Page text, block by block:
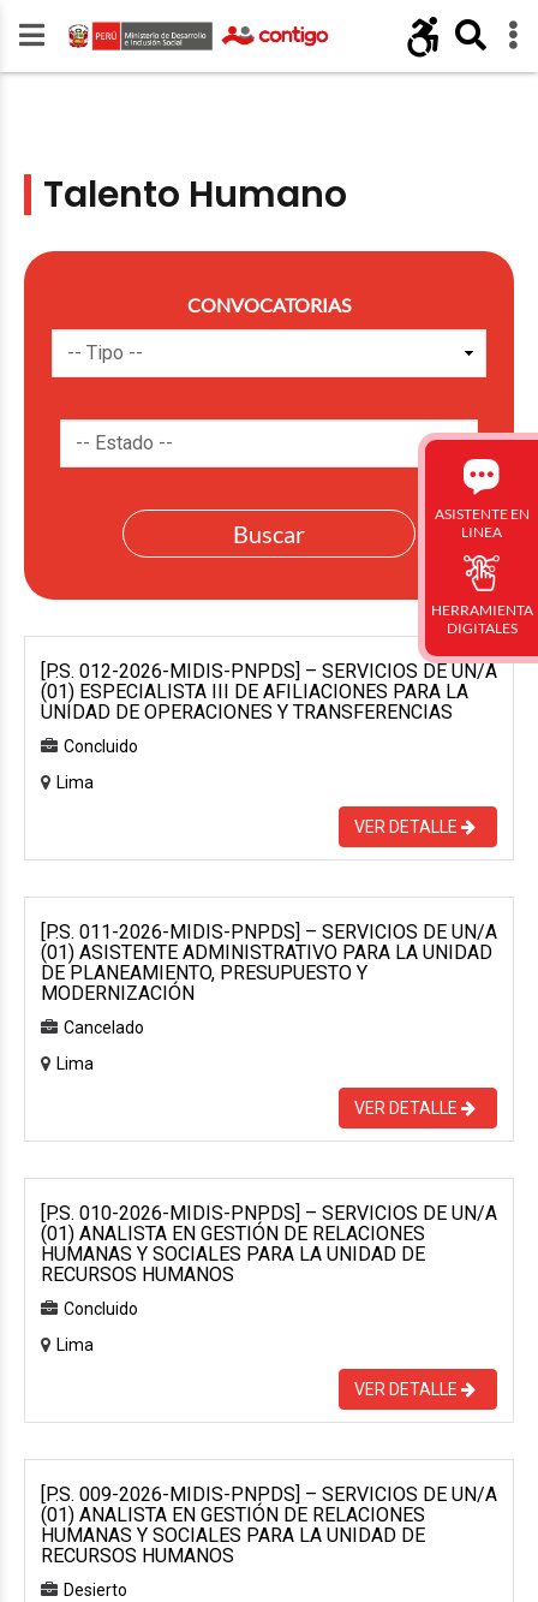
Talento Humano
CONVOCATORIAS
[P.S. 012-2026-MIDIS-PNPDS] – SERVICIOS DE UN/A
(01) ESPECIALISTA III DE AFILIACIONES PARA LA
UNIDAD DE OPERACIONES Y TRANSFERENCIAS
Concluido
Lima
VER DETALLE
[P.S. 011-2026-MIDIS-PNPDS] – SERVICIOS DE UN/A
(01) ASISTENTE ADMINISTRATIVO PARA LA UNIDAD
DE PLANEAMIENTO, PRESUPUESTO Y
MODERNIZACIÓN
Cancelado
Lima
VER DETALLE
[P.S. 010-2026-MIDIS-PNPDS] – SERVICIOS DE UN/A
(01) ANALISTA EN GESTIÓN DE RELACIONES
HUMANAS Y SOCIALES PARA LA UNIDAD DE
RECURSOS HUMANOS
Concluido
Lima
VER DETALLE
[P.S. 009-2026-MIDIS-PNPDS] – SERVICIOS DE UN/A
(01) ANALISTA EN GESTIÓN DE RELACIONES
HUMANAS Y SOCIALES PARA LA UNIDAD DE
RECURSOS HUMANOS
Desierto
ASISTENTE EN
LINEA
HERRAMIENTA
DIGITALES